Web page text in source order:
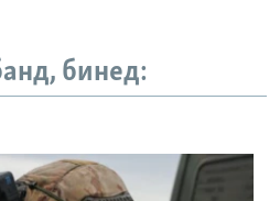
бинед: